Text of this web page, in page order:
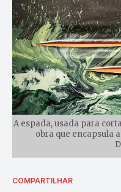
A espada, usada para
obra que encapsula
COMPARTILHAR